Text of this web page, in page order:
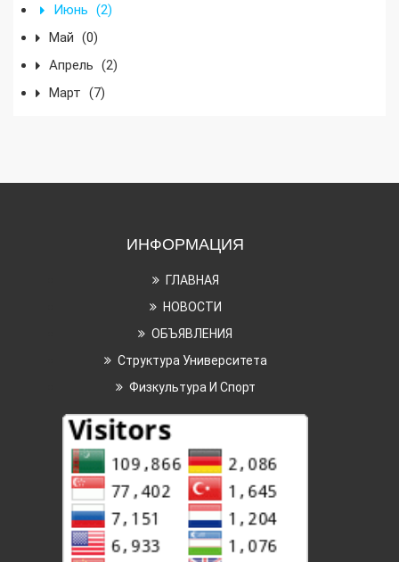
Июнь (2)
Май (0)
Апрель (2)
Март (7)
ИНФОРМАЦИЯ
ГЛАВНАЯ
НОВОСТИ
ОБЪЯВЛЕНИЯ
Структура Университета
Физкультура И Спорт